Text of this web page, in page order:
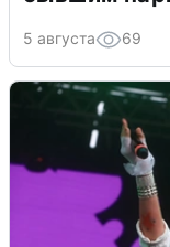
5 августа 69